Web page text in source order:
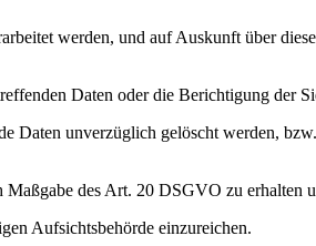
werden, und auf Auskunft über
Daten oder die Berichtigung der
Daten unverzüglich gelöscht werden,
des Art. 20 DSGVO zu
Aufsichtsbehörde einzureichen.